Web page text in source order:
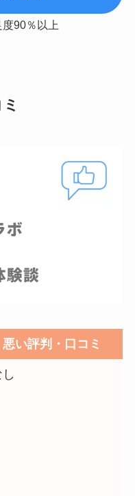
90％以上
悪い評判・口コミ